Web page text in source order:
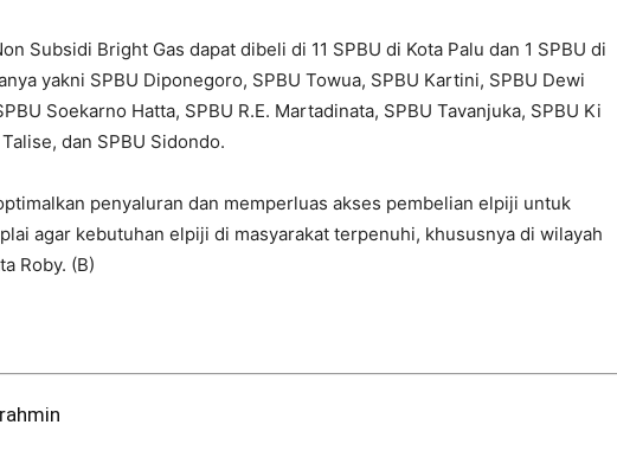
Subsidi Bright Gas dapat dibeli di 11 SPBU di Kota Palu dan 1 SPBU di
yakni SPBU Diponegoro, SPBU Towua, SPBU Kartini, SPBU Dewi
Soekarno Hatta, SPBU R.E. Martadinata, SPBU Tavanjuka, SPBU Ki
dan SPBU Sidondo.
penyaluran dan memperluas akses pembelian elpiji untuk
agar kebutuhan elpiji di masyarakat terpenuhi, khususnya di wilayah
Roby. (B)